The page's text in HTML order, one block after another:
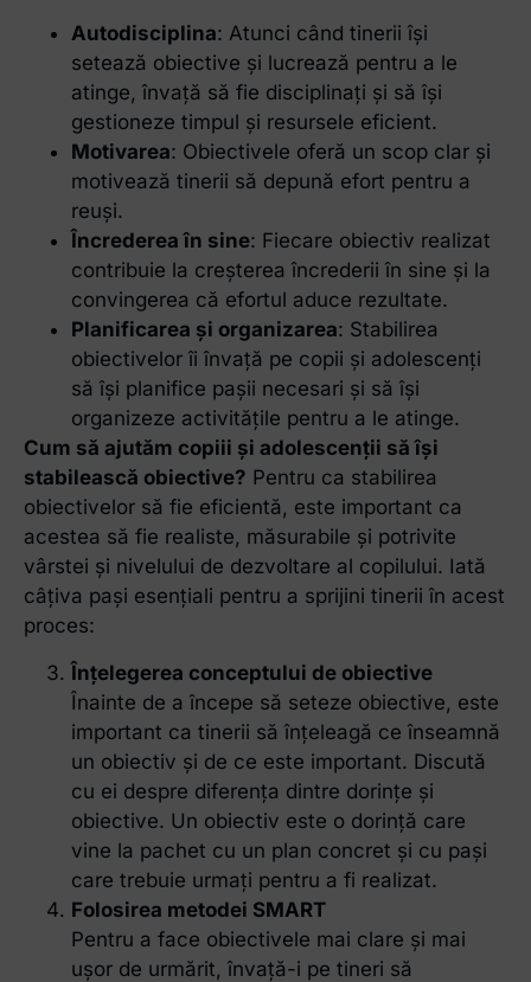
Autodisciplina: Atunci când tinerii își
setează obiective și lucrează pentru a le
atinge, învață să fie disciplinați și să își
gestioneze timpul și resursele eficient.
Motivarea: Obiectivele oferă un scop clar și
motivează tinerii să depună efort pentru a
reuși.
Încrederea în sine: Fiecare obiectiv realizat
contribuie la creșterea încrederii în sine și la
convingerea că efortul aduce rezultate.
Planificarea și organizarea: Stabilirea
obiectivelor îi învață pe copii și adolescenți
să își planifice pașii necesari și să își
organizeze activitățile pentru a le atinge.
Cum să ajutăm copiii și adolescenții să își
stabilească obiective? Pentru ca stabilirea
obiectivelor să fie eficientă, este important ca
acestea să fie realiste, măsurabile și potrivite
vârstei și nivelului de dezvoltare al copilului. Iată
câțiva pași esențiali pentru a sprijini tinerii în acest
proces:
Înțelegerea conceptului de obiective
Înainte de a începe să seteze obiective, este
important ca tinerii să înțeleagă ce înseamnă
un obiectiv și de ce este important. Discută
cu ei despre diferența dintre dorințe și
obiective. Un obiectiv este o dorință care
vine la pachet cu un plan concret și cu pași
care trebuie urmați pentru a fi realizat.
Folosirea metodei SMART
Pentru a face obiectivele mai clare și mai
ușor de urmărit, învață-i pe tineri să